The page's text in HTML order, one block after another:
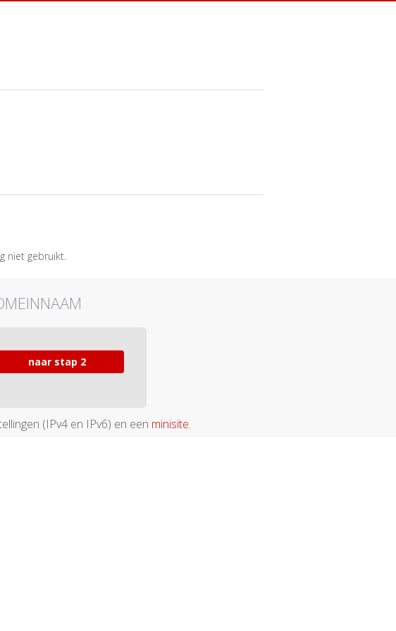
niet gebruikt.
(IPv4 en IPv6) en een minisite.